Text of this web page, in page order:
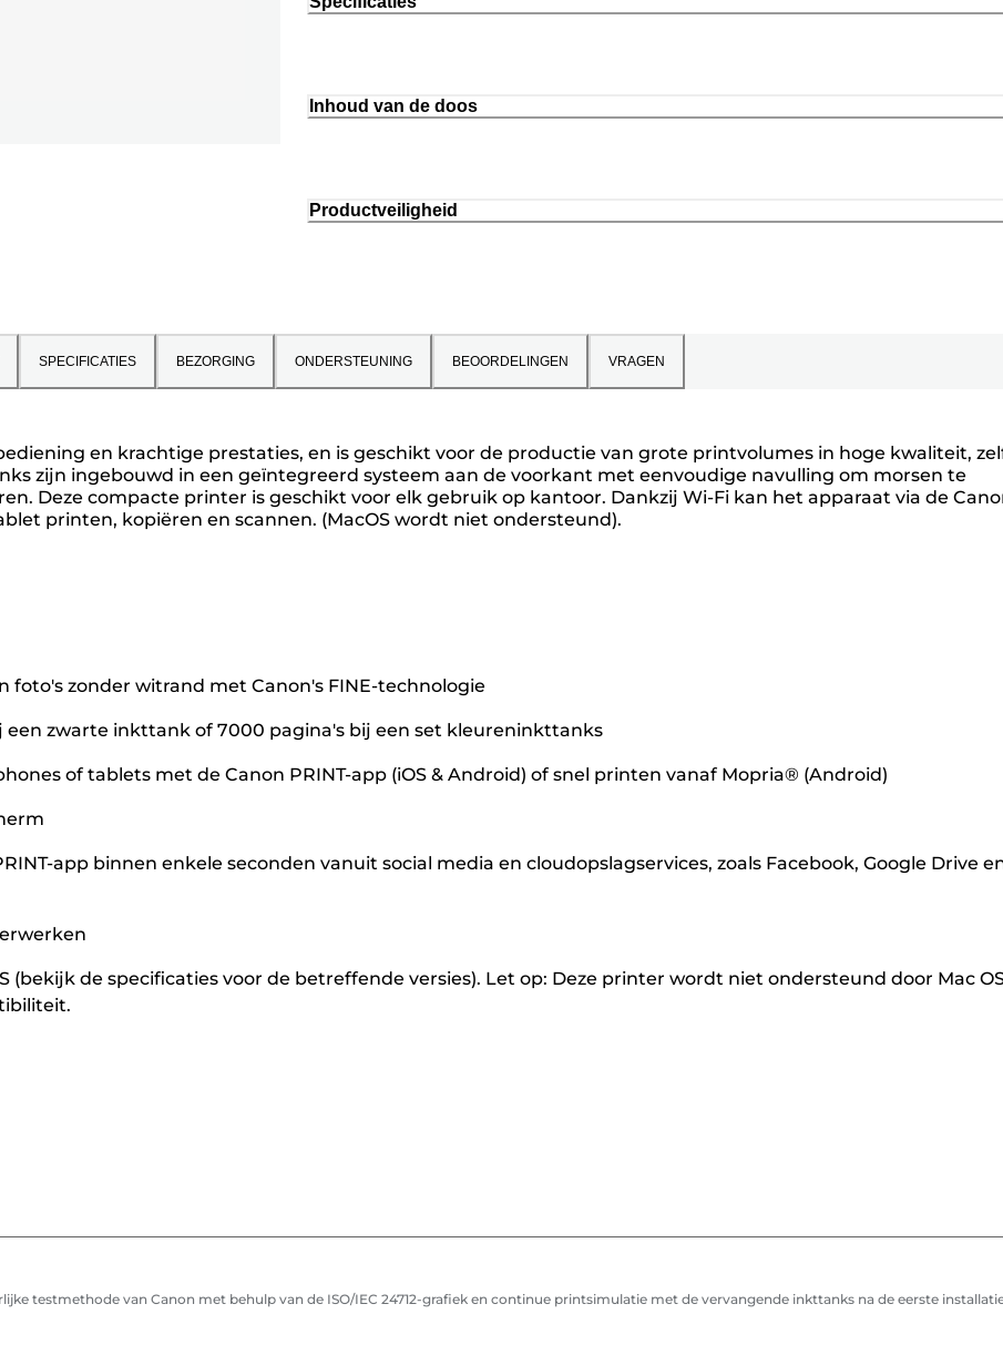
Inhoud van de doos
Productveiligheid
SPECIFICATIES BEZORGING ONDERSTEUNING BEOORDELINGEN VRAGEN
en krachtige prestaties, en is geschikt voor de productie van grote printvolumes in hoge kwaliteit,
zijn ingebouwd in een geïntegreerd systeem aan de voorkant met eenvoudige navulling om morsen te
Deze compacte printer is geschikt voor elk gebruik op kantoor. Dankzij Wi-Fi kan het apparaat via de
printen, kopiëren en scannen. (MacOS wordt niet ondersteund).
zonder witrand met Canon's FINE-technologie
een zwarte inkttank of 7000 pagina's bij een set kleureninkttanks
of tablets met de Canon PRINT-app (iOS & Android) of snel printen vanaf Mopria® (Android)
app binnen enkele seconden vanuit social media en cloudopslagservices, zoals Facebook, Google Drive
(bekijk de specificaties voor de betreffende versies). Let op: Deze printer wordt niet ondersteund door Mac
testmethode van Canon met behulp van de ISO/IEC 24712-grafiek en continue printsimulatie met de vervangende inkttanks na de eerste